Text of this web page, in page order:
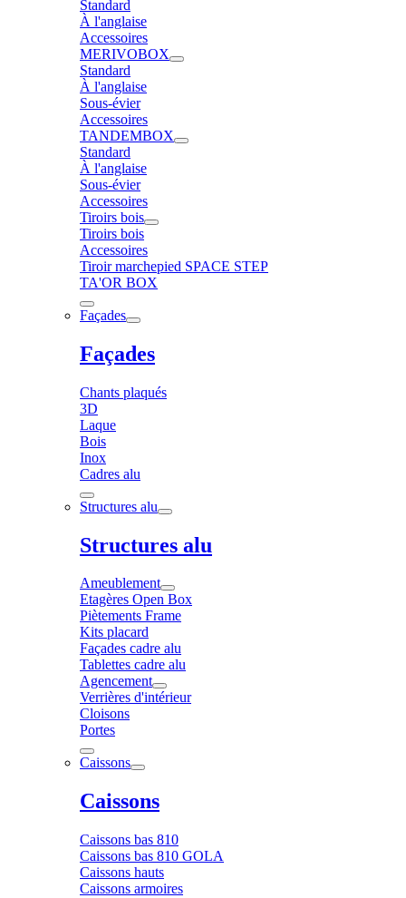
Standard
À l'anglaise
Accessoires
MERIVOBOX
Standard
À l'anglaise
Sous-évier
Accessoires
TANDEMBOX
Standard
À l'anglaise
Sous-évier
Accessoires
Tiroirs bois
Tiroirs bois
Accessoires
Tiroir marchepied SPACE STEP
TA'OR BOX
Façades
Façades
Chants plaqués
3D
Laque
Bois
Inox
Cadres alu
Structures alu
Structures alu
Ameublement
Etagères Open Box
Piètements Frame
Kits placard
Façades cadre alu
Tablettes cadre alu
Agencement
Verrières d'intérieur
Cloisons
Portes
Caissons
Caissons
Caissons bas 810
Caissons bas 810 GOLA
Caissons hauts
Caissons armoires